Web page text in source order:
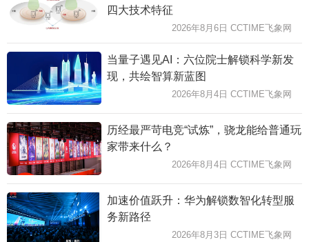
四大技术特征
2026年8月6日 CCTIME飞象网
当量子遇见AI：六位院士解锁科学新发
现，共绘智算新蓝图
2026年8月4日 CCTIME飞象网
历经最严苛电竞“试炼”，骁龙能给普通玩
家带来什么？
2026年8月4日 CCTIME飞象网
加速价值跃升：华为解锁数智化转型服
务新路径
2026年8月3日 CCTIME飞象网